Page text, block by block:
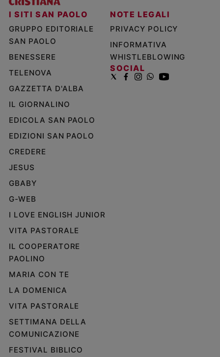
I SITI SAN PAOLO
GRUPPO EDITORIALE
SAN PAOLO
BENESSERE
TELENOVA
GAZZETTA D'ALBA
IL GIORNALINO
EDICOLA SAN PAOLO
EDIZIONI SAN PAOLO
CREDERE
JESUS
GBABY
G-WEB
I LOVE ENGLISH JUNIOR
VITA PASTORALE
IL COOPERATORE
PAOLINO
MARIA CON TE
LA DOMENICA
VITA PASTORALE
SETTIMANA DELLA
COMUNICAZIONE
FESTIVAL BIBLICO
NOTE LEGALI
PRIVACY POLICY
INFORMATIVA
WHISTLEBLOWING
SOCIAL